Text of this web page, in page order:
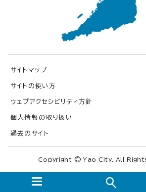
サイトマップ
サイトの使い方
ウェブアクセシビリティ方針
個人情報の取り扱い
過去のサイト
Copyright © Yao City. All Rights